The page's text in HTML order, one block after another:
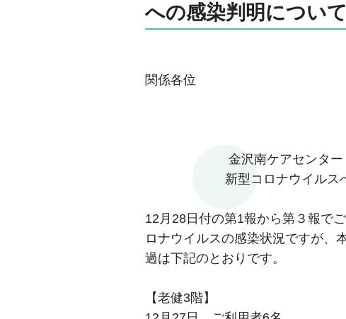
への感染判明について
関係各位
金沢南ケアセンタ
新型コロナウイルス
12月28日付の第1報から第３報で
ロナウイルスの感染状況ですが、
過は下記のとおりです。
【老健3階】